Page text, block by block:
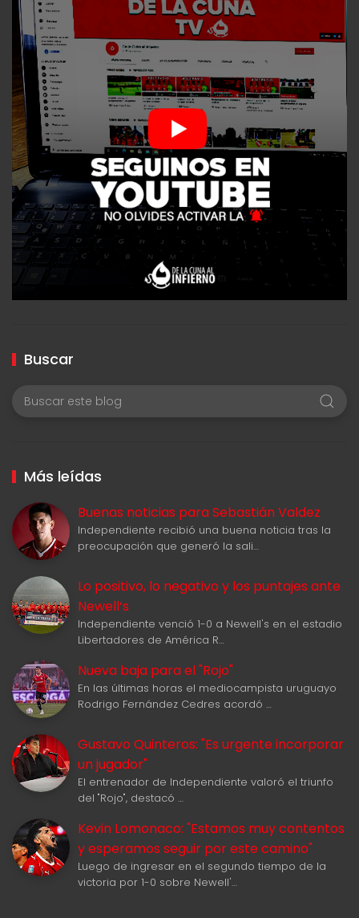
Buscar
Más leídas
Buenas noticias para Sebastián Valdez
Independiente recibió una buena noticia tras la
preocupación que generó la sali…
Lo positivo, lo negativo y los puntajes ante
Newell‘s
Independiente venció 1-0 a Newell's en el estadio
Libertadores de América R…
Nueva baja para el "Rojo"
En las últimas horas el mediocampista uruguayo
Rodrigo Fernández Cedres acordó …
Gustavo Quinteros: "Es urgente incorporar
un jugador"
El entrenador de Independiente valoró el triunfo
del "Rojo", destacó …
Kevin Lomonaco: "Estamos muy contentos
y esperamos seguir por este camino"
Luego de ingresar en el segundo tiempo de la
victoria por 1-0 sobre Newell'…